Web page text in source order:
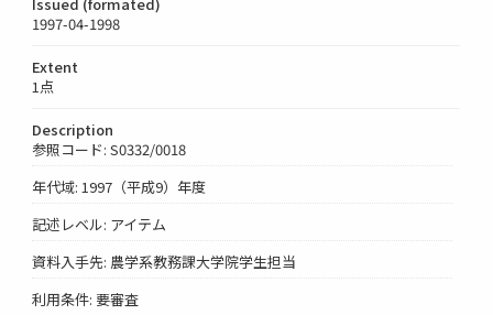
1997-04-1998
Extent
1点
Description
参照コード: S0332/0018
年代域: 1997（平成9）年度
記述レベル: アイテム
資料入手先: 農学系教務課大学院学生担当
利用条件: 要審査